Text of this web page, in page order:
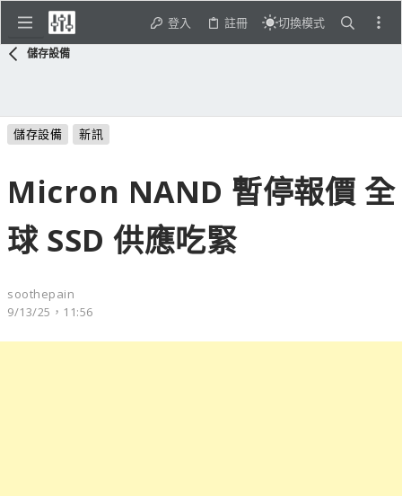
登入 註冊 切換模式
儲存設備
儲存設備 新訊
Micron NAND 暫停報價 全
球 SSD 供應吃緊
soothepain
9/13/25，11:56